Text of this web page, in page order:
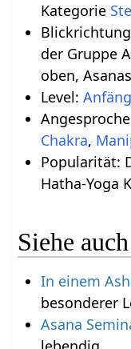
Kategorie
der Gruppe
oben,
Level:
Chakra,
Popularität:
Hatha-Yoga
Siehe auch
In einem
besonderer
Asana